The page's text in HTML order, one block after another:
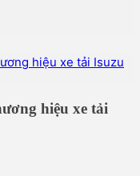
hiệu xe tải Isuzu
hiệu xe tải